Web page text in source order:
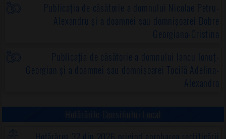
Publicația de căsătorie a domnului Nicolae Petru-
Alexandru și a doamnei sau domnișoarei Dobre
Georgiana-Cristina
Publicația de căsătorie a domnului Iancu Ionuț-
Georgian și a doamnei sau domnișoarei Tocilă Adelina-
Alexandra